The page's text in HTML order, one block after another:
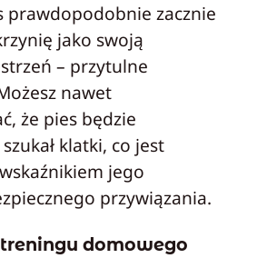
prawdopodobnie zacznie
jako swoją
– przytulne
nawet
że pies będzie
klatki, co jest
jego
przywiązania.
domowego